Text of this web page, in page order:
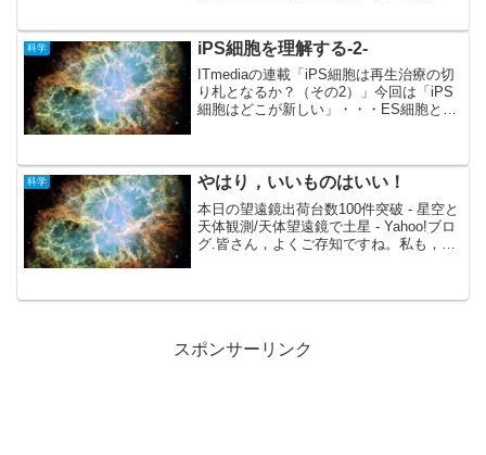
シオペア座は，いくら星座を知らない私
にでも判りますので...
科学 iPS細胞を理解する-2-
ITmediaの連載「iPS細胞は再生治療の切
り札となるか？（その2）」今回は「iPS
細胞はどこが新しい」・・・ES細胞とど
細胞が...
科学 やはり，いいものはいい！
本日の望遠鏡出荷台数100件突破 - 星空と
天体観測/天体望遠鏡で土星 - Yahoo!ブロ
グ.皆さん，よくご存知ですね。私も，ネ
スポンサーリンク